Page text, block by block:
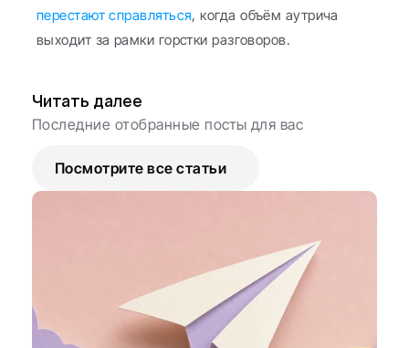
перестают справляться, когда объём аутрича
выходит за рамки горстки разговоров.
Читать далее
Последние отобранные посты для вас
Посмотрите все статьи